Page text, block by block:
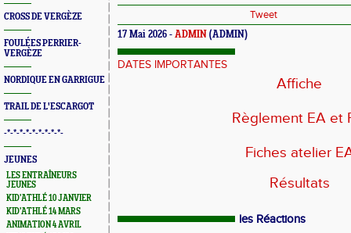
CROSS DE VERGÈZE
FOULÉES PERRIER-
VERGÈZE
NORDIQUE EN GARRIGUE
TRAIL DE L'ESCARGOT
-*-*-*-*-*-*-*-*-*-
JEUNES
LES ENTRAÎNEURS
JEUNES
KID'ATHLÉ 10 JANVIER
KID'ATHLÉ 14 MARS
ANIMATION 4 AVRIL
Tweet
17 Mai 2026 - ADMIN (ADMIN)
DATES IMPORTANTES
Affiche
Règlement EA et
Fiches atelier
Résultats
les Réactions